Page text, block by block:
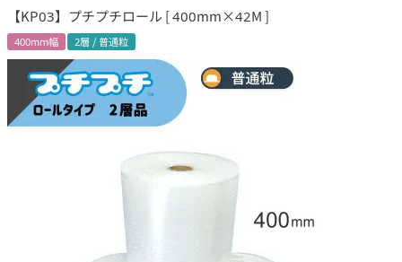
【KP03】プチプチロール [ 400mm×42M ]
400mm幅 2層 / 普通粒